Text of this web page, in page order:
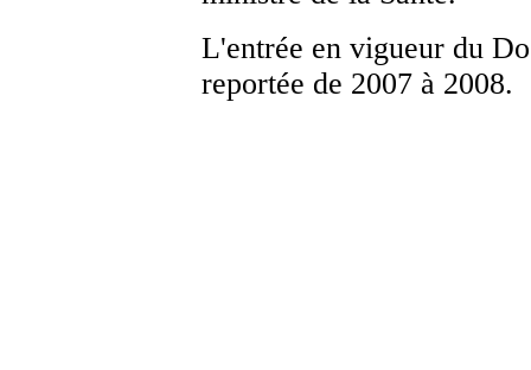
L'entrée en vigueur du
reportée de 2007 à 2008.